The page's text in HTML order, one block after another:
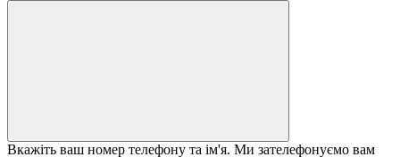
Вкажіть ваш номер телефону та ім'я. Ми зателефонуємо вам